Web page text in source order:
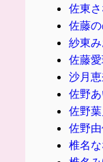
佐東
佐藤
紗東
佐藤
沙月
佐野
佐野葉
佐野
椎名